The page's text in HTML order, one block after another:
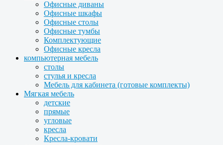
Офисные диваны
Офисные шкафы
Офисные столы
Офисные тумбы
Комплектующие
Офисные кресла
компьютерная мебель
столы
стулья и кресла
Мебель для кабинета (готовые комплекты)
Мягкая мебель
детские
прямые
угловые
кресла
Кресла-кровати